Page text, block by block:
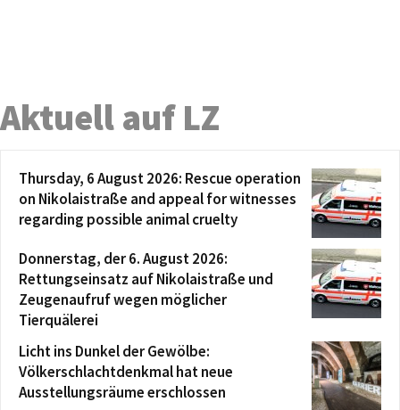
Aktuell auf LZ
Thursday, 6 August 2026: Rescue operation
on Nikolaistraße and appeal for witnesses
regarding possible animal cruelty
Donnerstag, der 6. August 2026:
Rettungseinsatz auf Nikolaistraße und
Zeugenaufruf wegen möglicher
Tierquälerei
Licht ins Dunkel der Gewölbe:
Völkerschlachtdenkmal hat neue
Ausstellungsräume erschlossen